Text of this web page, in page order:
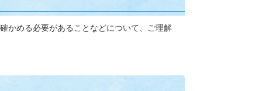
かめる必要があることなどについて、ご理解